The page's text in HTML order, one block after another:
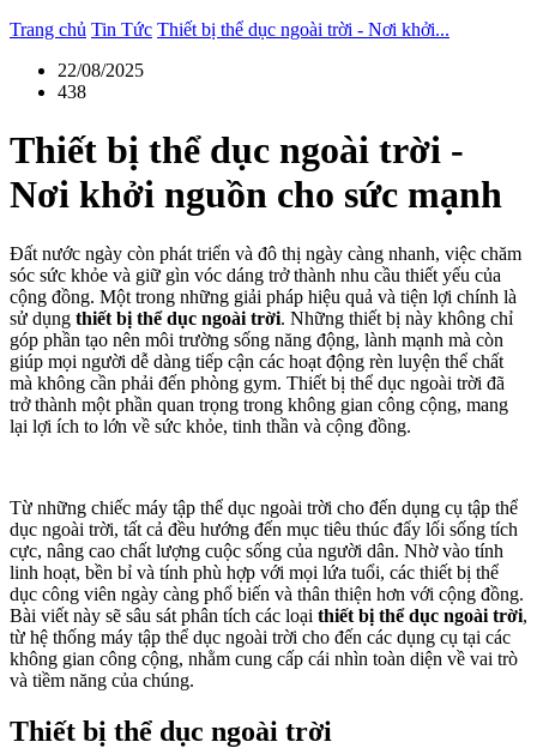
Trang chủ Tin Tức Thiết bị thể dục ngoài trời - Nơi khởi...
22/08/2025
438
Thiết bị thể dục ngoài trời -
Nơi khởi nguồn cho sức mạnh
Đất nước ngày còn phát triển và đô thị ngày càng nhanh, việc chăm
sóc sức khỏe và giữ gìn vóc dáng trở thành nhu cầu thiết yếu của
cộng đồng. Một trong những giải pháp hiệu quả và tiện lợi chính là
sử dụng thiết bị thể dục ngoài trời. Những thiết bị này không chỉ
góp phần tạo nên môi trường sống năng động, lành mạnh mà còn
giúp mọi người dễ dàng tiếp cận các hoạt động rèn luyện thể chất
mà không cần phải đến phòng gym. Thiết bị thể dục ngoài trời đã
trở thành một phần quan trọng trong không gian công cộng, mang
lại lợi ích to lớn về sức khỏe, tinh thần và cộng đồng.
Từ những chiếc máy tập thể dục ngoài trời cho đến dụng cụ tập thể
dục ngoài trời, tất cả đều hướng đến mục tiêu thúc đẩy lối sống tích
cực, nâng cao chất lượng cuộc sống của người dân. Nhờ vào tính
linh hoạt, bền bỉ và tính phù hợp với mọi lứa tuổi, các thiết bị thể
dục công viên ngày càng phổ biến và thân thiện hơn với cộng đồng.
Bài viết này sẽ sâu sát phân tích các loại thiết bị thể dục ngoài trời,
từ hệ thống máy tập thể dục ngoài trời cho đến các dụng cụ tại các
không gian công cộng, nhằm cung cấp cái nhìn toàn diện về vai trò
và tiềm năng của chúng.
Thiết bị thể dục ngoài trời